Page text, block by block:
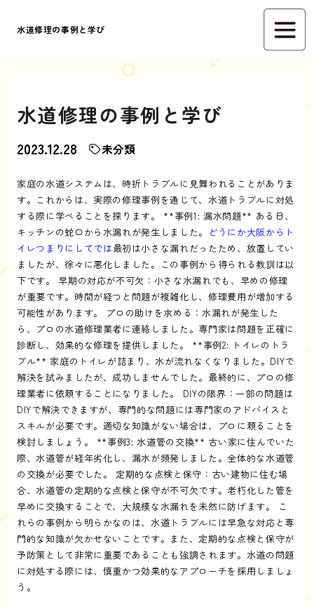
水道修理の事例と学び
水道修理の事例と学び
2023.12.28 未分類
家庭の水道システムは、時折トラブルに見舞われることがありま
す。これからは、実際の修理事例を通じて、水道トラブルに対処
する際に学べることを探ります。 **事例1: 漏水問題** ある日、
キッチンの蛇口から水漏れが発生しました。
どうにか大阪からト
イレつまりにしてでは最初は小さな漏れだったため、放置してい
ましたが、徐々に悪化しました。この事例から得られる教訓は以
下です。 早期の対応が不可欠：小さな水漏れでも、早めの修理
が重要です。時間が経つと問題が複雑化し、修理費用が増加する
可能性があります。 プロの助けを求める：水漏れが発生した
ら、プロの水道修理業者に連絡しました。専門家は問題を正確に
診断し、効果的な修理を提供しました。 **事例2: トイレのトラ
ブル** 家庭のトイレが詰まり、水が流れなくなりました。DIYで
解決を試みましたが、成功しませんでした。最終的に、プロの修
理業者に依頼することになりました。 DIYの限界：一部の問題は
DIYで解決できますが、専門的な問題には専門家のアドバイスと
スキルが必要です。適切な知識がない場合は、プロに頼ることを
検討しましょう。 **事例3: 水道管の交換** 古い家に住んでいた
際、水道管が経年劣化し、漏水が頻発しました。全体的な水道管
の交換が必要でした。 定期的な点検と保守：古い建物に住む場
合、水道管の定期的な点検と保守が不可欠です。老朽化した管を
早めに交換することで、大規模な水漏れを未然に防げます。 こ
れらの事例から明らかなのは、水道トラブルには早急な対応と専
門的な知識が欠かせないことです。また、定期的な点検と保守が
予防策として非常に重要であることも強調されます。水道の問題
に対処する際には、慎重かつ効果的なアプローチを採用しましょ
う。